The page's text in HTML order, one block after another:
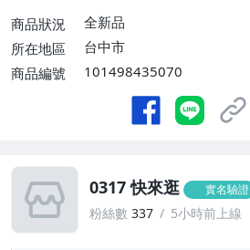
商品狀況
全新品
所在地區
台中市
商品編號
101498435070
0317 快來逛 實名驗證
粉絲數 337 5小時前上線